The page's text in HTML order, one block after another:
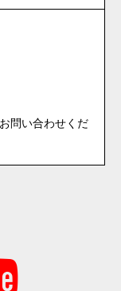
問い合わせくだ